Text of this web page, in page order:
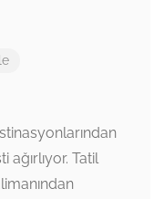
ağırlıyor. Tatil